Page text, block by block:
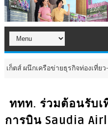
กิจท่องเที่ยว-บริการ จัด Food &
ททท. ร่วมต้อนรับ
การบิน Saudia